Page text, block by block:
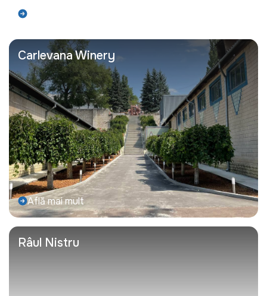
Carlevana Winery
Află mai mult
Râul Nistru